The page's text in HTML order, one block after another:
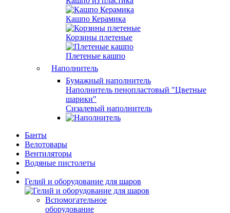
Кашпо Керамика
Корзины плетеные
Плетеные кашпо
Наполнитель
Бумажный наполнитель
Наполнитель пенопластовый "Цветные
шарики"
Сизалевый наполнитель
Банты
Велотовары
Вентиляторы
Водяные пистолеты
Гелий и оборудование для шаров
Вспомогательное
оборудование